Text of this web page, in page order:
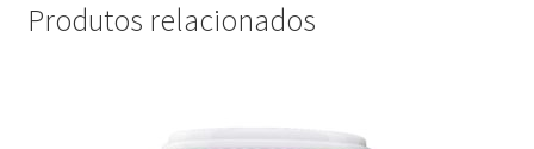
Produtos relacionados